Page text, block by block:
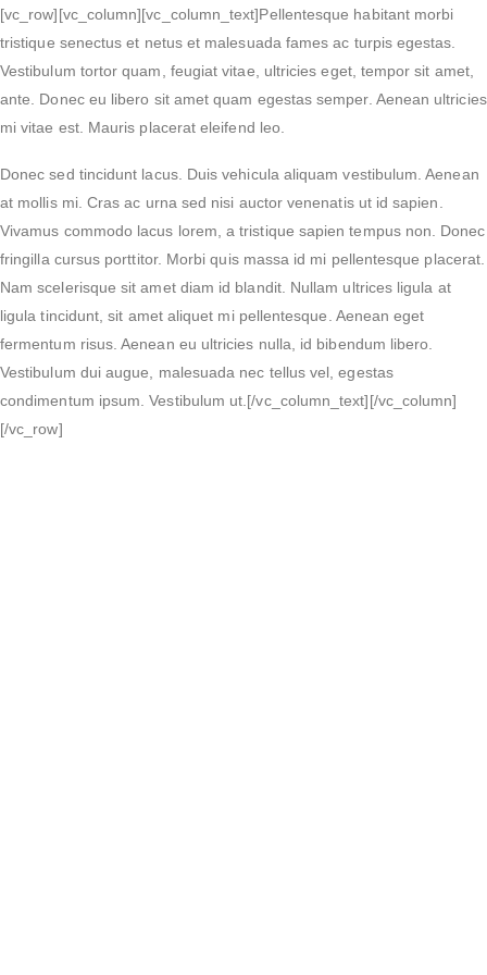
[vc_row][vc_column][vc_column_text]Pellentesque habitant morbi
tristique senectus et netus et malesuada fames ac turpis egestas.
Vestibulum tortor quam, feugiat vitae, ultricies eget, tempor sit amet,
ante. Donec eu libero sit amet quam egestas semper. Aenean ultricies
mi vitae est. Mauris placerat eleifend leo.
Donec sed tincidunt lacus. Duis vehicula aliquam vestibulum. Aenean
at mollis mi. Cras ac urna sed nisi auctor venenatis ut id sapien.
Vivamus commodo lacus lorem, a tristique sapien tempus non. Donec
fringilla cursus porttitor. Morbi quis massa id mi pellentesque placerat.
Nam scelerisque sit amet diam id blandit. Nullam ultrices ligula at
ligula tincidunt, sit amet aliquet mi pellentesque. Aenean eget
fermentum risus. Aenean eu ultricies nulla, id bibendum libero.
Vestibulum dui augue, malesuada nec tellus vel, egestas
condimentum ipsum. Vestibulum ut.[/vc_column_text][/vc_column]
[/vc_row]